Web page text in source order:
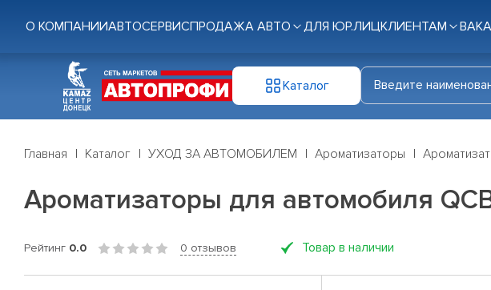
О КОМПАНИИАВТОСЕРВИСПРОДАЖА АВТО ДЛЯ ЮР.ЛИЦКЛИЕНТАМ
Каталог
Главная Каталог УХОД ЗА АВТОМОБИЛЕМ Ароматизаторы
Ароматизаторы для автомобиля
Рейтинг 0.0 0 отзывов Товар в наличии